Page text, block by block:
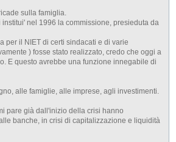
sulla famiglia.
nel 1996 la commissione, presieduta da
per il NIET di certi sindacati e di varie
) fosse stato realizzato, credo che oggi a
E questo avrebbe una funzione innegabile di
alle famiglie, alle imprese, agli investimenti.
pare già dall'inizio della crisi hanno
banche, in crisi di capitalizzazione e liquidità